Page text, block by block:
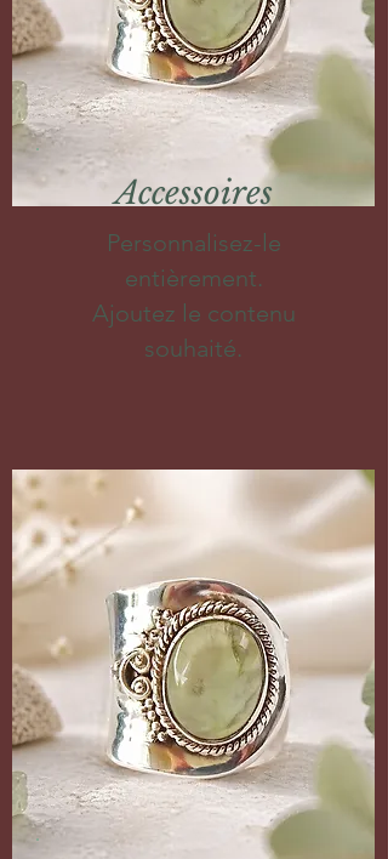
Accessoires
Personnalisez-le
entièrement.
Ajoutez le contenu
souhaité.